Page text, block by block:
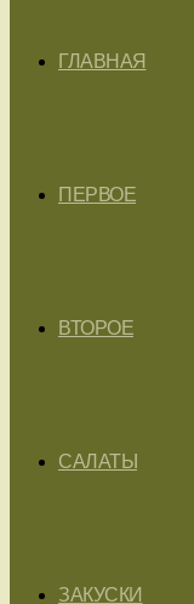
ГЛАВНАЯ
ПЕРВОЕ
ВТОРОЕ
САЛАТЫ
ЗАКУСКИ